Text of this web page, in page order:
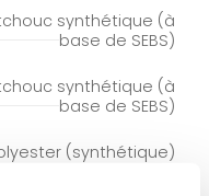
synthétique (à
base de SEBS)
synthétique (à
base de SEBS)
(synthétique)